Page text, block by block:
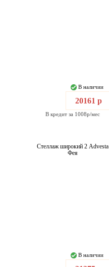
В наличии
20161 р
В кредит за 1008р/мес
Стеллаж широкий 2 Advesta
Фея
В наличии